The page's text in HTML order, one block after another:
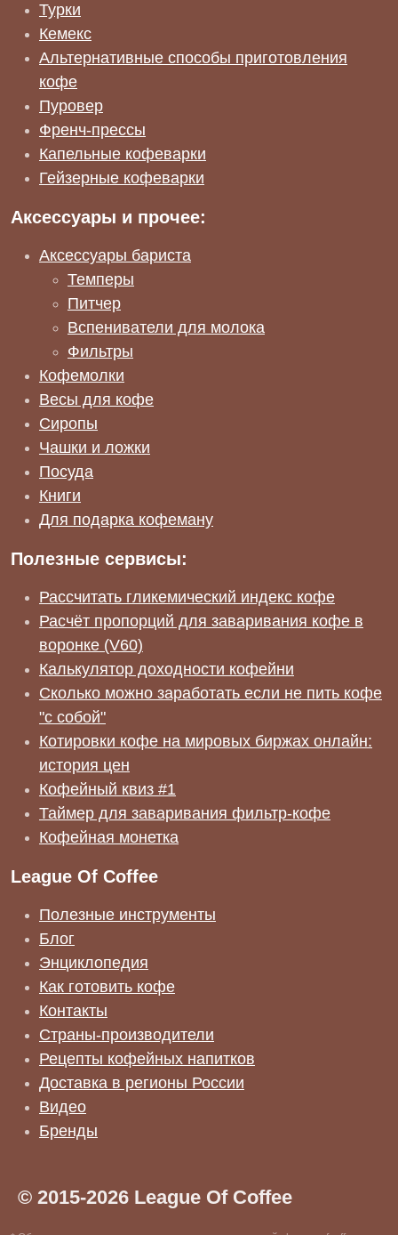
Турки
Кемекс
Альтернативные способы приготовления
кофе
Пуровер
Френч-прессы
Капельные кофеварки
Гейзерные кофеварки
Аксессуары и прочее:
Аксессуары бариста
Темперы
Питчер
Вспениватели для молока
Фильтры
Кофемолки
Весы для кофе
Сиропы
Чашки и ложки
Посуда
Книги
Для подарка кофеману
Полезные сервисы:
Рассчитать гликемический индекс кофе
Расчёт пропорций для заваривания кофе в
воронке (V60)
Калькулятор доходности кофейни
Сколько можно заработать если не пить кофе
"с собой"
Котировки кофе на мировых биржах онлайн:
история цен
Кофейный квиз #1
Таймер для заваривания фильтр-кофе
Кофейная монетка
League Of Coffee
Полезные инструменты
Блог
Энциклопедия
Как готовить кофе
Контакты
Страны-производители
Рецепты кофейных напитков
Доставка в регионы России
Видео
Бренды
© 2015-2026 League Of Coffee